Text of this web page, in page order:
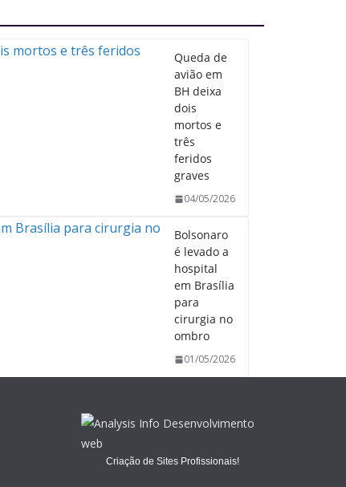
Queda de
avião em
BH deixa
dois
mortos e
três
feridos
graves
04/05/2026
Bolsonaro
é levado a
hospital
em Brasília
para
cirurgia no
ombro
01/05/2026
Criação de Sites Profissionais!